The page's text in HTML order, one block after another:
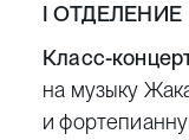
I ОТДЕЛЕНИЕ
Класс-
на музыку
и